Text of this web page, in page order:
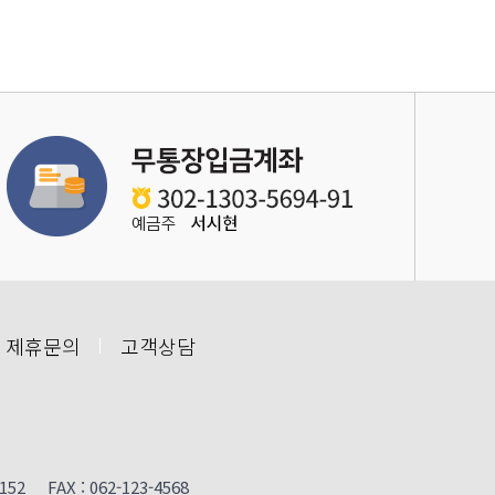
휴문의 고객상담
FAX : 062-123-4568